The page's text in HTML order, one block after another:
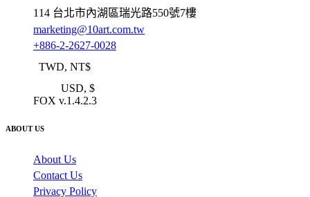
114 台北市內湖區瑞光路550號7樓
marketing@10art.com.tw
+886-2-2627-0028
TWD, NT$
USD, $
FOX v.1.4.2.3
ABOUT US
About Us
Contact Us
Privacy Policy